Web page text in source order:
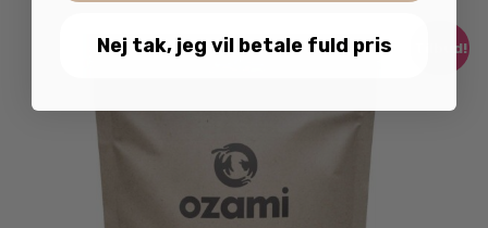
Tilbud!
Nej tak, jeg vil betale fuld pris